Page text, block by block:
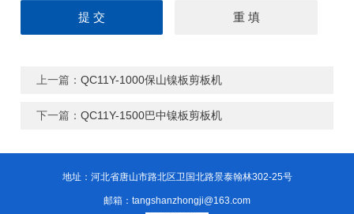
上一篇：QC11Y-1000保山镍板剪板机
下一篇：QC11Y-1500巴中镍板剪板机
地址：河北省唐山市路北区卫国北路景泰翰林302-25号
邮箱：tangshanzhongji@163.com